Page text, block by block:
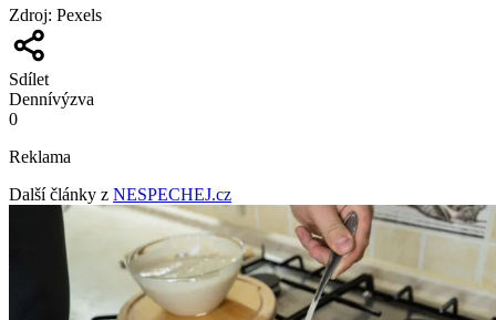
Zdroj: Pexels
Sdílet
Dennívýzva
0
Reklama
Další články z NESPECHEJ.cz